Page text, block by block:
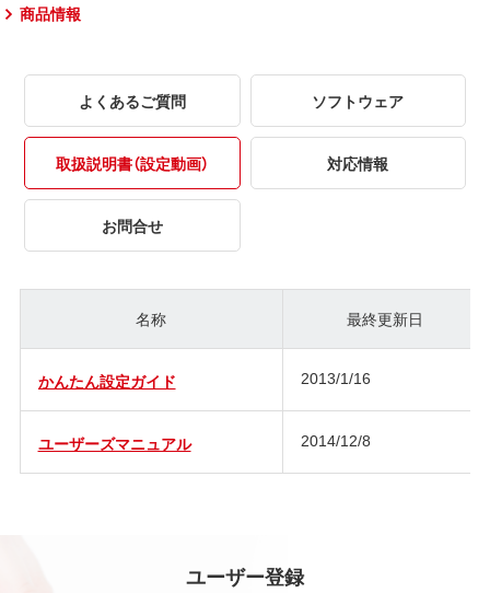
商品情報
よくあるご質問 ソフトウェア
取扱説明書（設定動画） 対応情報
お問合せ
名称 最終更新日
かんたん設定ガイド 2013/1/16
ユーザーズマニュアル 2014/12/8
ユーザー登録